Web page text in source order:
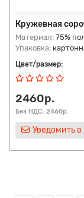
Кружевная
Материал: 75%
Упаковка:
Цвет/размер:
2460р.
Без НДС: 2460р.
Уведомить